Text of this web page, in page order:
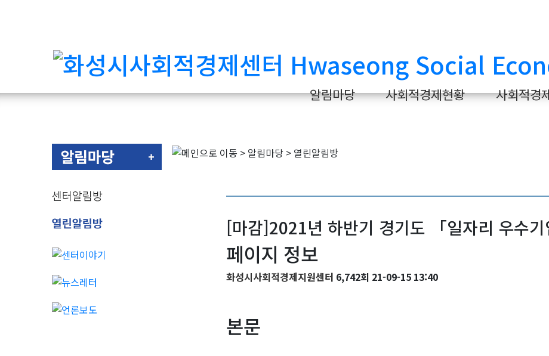
알림마당 사회적경제현황 사회적경
[마감]2021년 하반기 경기도 「일자리 우수
페이지 정보
화성시사회적경제지원센터 6,742회 21-09-15 13:40
본문